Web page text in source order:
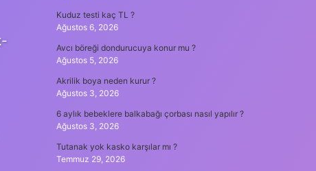
Kuduz testi kaç TL ?
Ağustos 6, 2026
Avcı böreği dondurucuya konur mu ?
Ağustos 5, 2026
Akrilik boya neden kurur ?
Ağustos 3, 2026
6 aylık bebeklere balkabağı çorbası nasıl yapılır ?
Ağustos 3, 2026
Tutanak yok kasko karşılar mı ?
Temmuz 29, 2026